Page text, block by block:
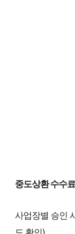
중도상환 수수료
사업장별 승인